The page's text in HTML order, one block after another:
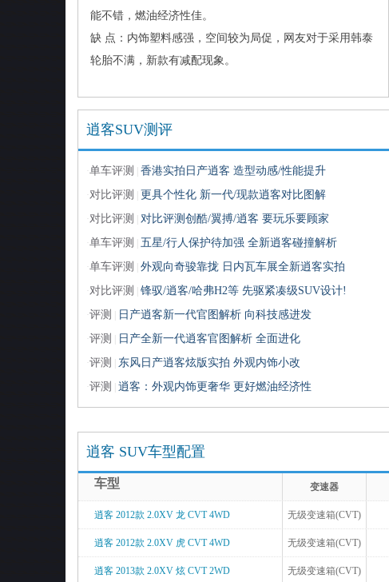
能不错，燃油经济性佳。
缺 点：内饰塑料感强，空间较为局促，网友对于采用韩泰
轮胎不满，新款有减配现象。
逍客SUV测评
单车评测 香港实拍日产逍客 造型动感/性能提升
对比评测 更具个性化 新一代/现款逍客对比图解
对比评测 对比评测创酷/翼搏/逍客 要玩乐要顾家
单车评测 五星/行人保护待加强 全新逍客碰撞解析
单车评测 外观向奇骏靠拢 日内瓦车展全新逍客实拍
对比评测 锋驭/逍客/哈弗H2等 先驱紧凑级SUV设计!
评测 日产逍客新一代官图解析 向科技感进发
评测 日产全新一代逍客官图解析 全面进化
评测 东风日产逍客炫版实拍 外观内饰小改
评测 逍客：外观内饰更奢华 更好燃油经济性
逍客 SUV车型配置
车型
变速器
逍客 2012款 2.0XV 龙 CVT 4WD 无级变速箱(CVT)
逍客 2012款 2.0XV 虎 CVT 4WD 无级变速箱(CVT)
逍客 2013款 2.0XV 炫 CVT 2WD 无级变速箱(CVT)